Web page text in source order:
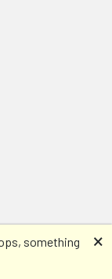
something
🗙